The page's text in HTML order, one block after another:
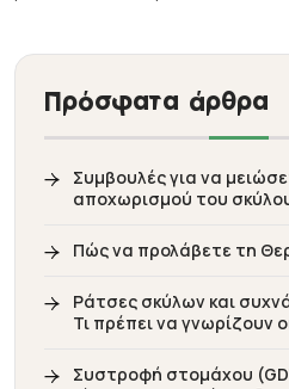
Πρόσφατα άρθρα
Συμβουλές για να
αποχωρισμού του
Πώς να προλάβετε τη
Ράτσες σκύλων και
Τι πρέπει να γνωρίζουν
Συστροφή στομάχου